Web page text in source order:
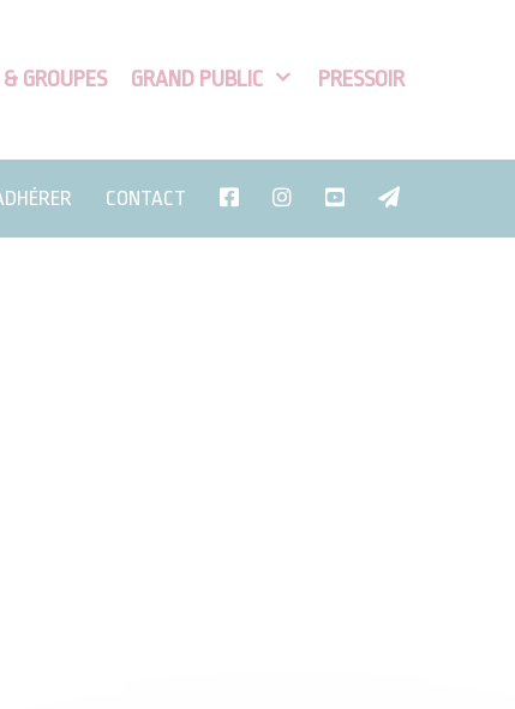
GROUPES GRAND PUBLIC PRESSOIR
CONTACT